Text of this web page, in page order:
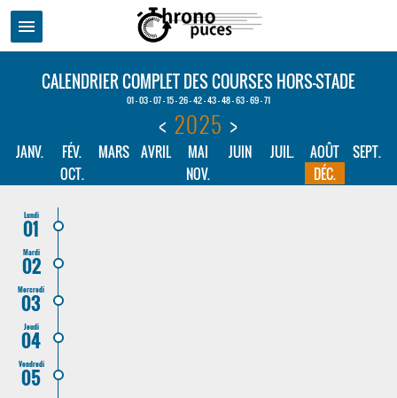
menu
CALENDRIER COMPLET DES COURSES HORS-STADE
01 - 03 - 07 - 15 - 26 - 42 - 43 - 48 - 63 - 69 - 71
< 2025 >
JANV. FÉV. MARS AVRIL MAI JUIN JUIL. AOÛT
SEPT.
OCT.
NOV. DÉC.
Lundi
01
Mardi
02
Mercredi
03
Jeudi
04
Vendredi
05